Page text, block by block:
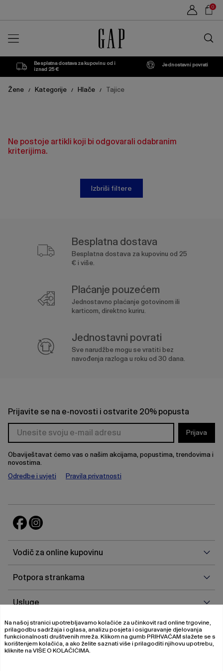
0
trgovini
Besplatna dostava za kupovinu od i
iznad 25 €
Jednostavni povrati
Žene / Kategorije / Hlače / Tajice
Ne postoje artikli koji bi odgovarali odabranim
kriterijima.
Izbriši filtere
Besplatna dostava
Besplatna dostava za kupovinu od 25
€ i više.
Plaćanje pouzećem
Jednostavno plaćanje gotovinom ili
karticom, direktno kuriru.
Jednostavni povrati
Sve narudžbe mogu se vratiti bez
navođenja razloga u roku od 30 dana.
Prijavite se na e-novosti i ostvarite 20% popusta
Prijava
Obaviještavat ćemo vas o našim akcijama, popustima, trendovima i
novostima.
Odredbe i uvjeti
Pravila privatnosti
Vodič za online kupovinu
Potpora strankama
Usluge
O
O nama
Na našoj stranici upotrebljavamo kolačiće za učinkovit rad online trgovine,
prilagodbu sadržaja i oglasa, analizu posjeta i osiguravanje djelovanja
funkcionalnosti društvenih mreža. Klikom na gumb PRIHVAĆAM slažete se s
korištenjem kolačića, a ako želite saznati više i prilagoditi njihovu upotrebu,
kliknite na VIŠE O KOLAČIĆIMA.